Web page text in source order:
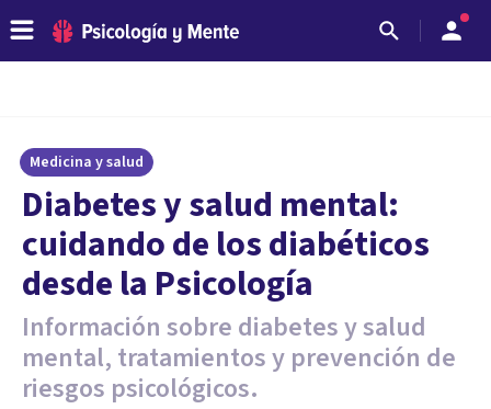
Medicina y salud
Diabetes y salud mental:
cuidando de los diabéticos
desde la Psicología
Información sobre diabetes y salud
mental, tratamientos y prevención de
riesgos psicológicos.